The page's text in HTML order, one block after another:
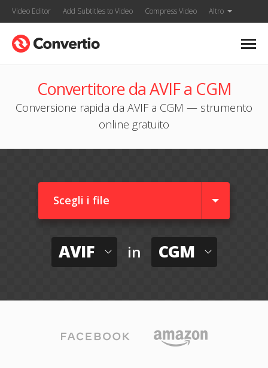
Video Editor Add Subtitles to Video Compress Video Altro
Convertitore da AVIF a CGM
Conversione rapida da AVIF a CGM — strumento
online gratuito
Scegli i file
AVIF in CGM